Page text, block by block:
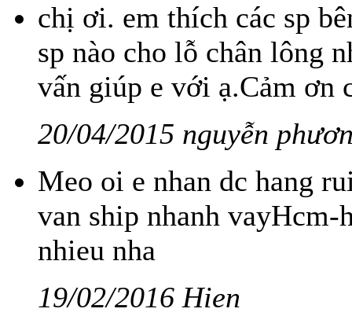
chị ơi. em thích các sp
sp nào cho lỗ chân lông
vấn giúp e với ạ.Cảm ơn
20/04/2015 nguyễn
Meo oi e nhan dc hang
van ship nhanh vayHcm-
nhieu nha
19/02/2016 Hien